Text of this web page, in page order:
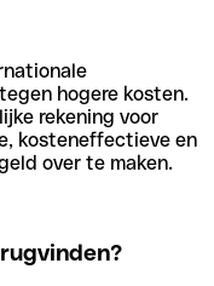
hogere kosten.
rekening voor
kosteneffectieve en
over te maken.